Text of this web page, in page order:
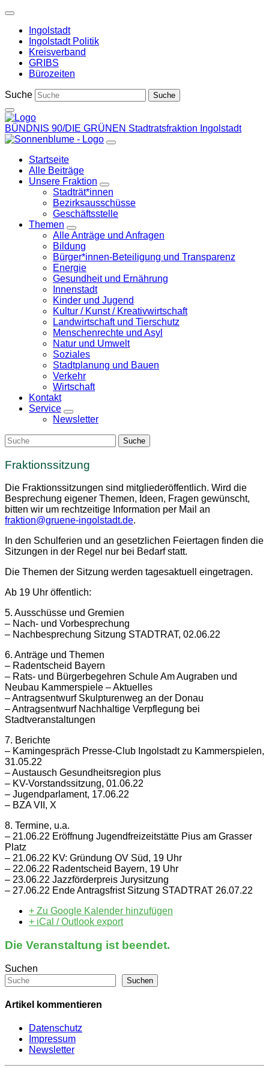
Weiter
Inhalt
Ingolstadt
Ingolstadt Politik
Kreisverband
GRIBS
Bürozeiten
Suche
BÜNDNIS 90/DIE GRÜNEN Stadtratsfraktion Ingolstadt
Startseite
Alle Beiträge
Unsere Fraktion
Zeige
Untermenü
Stadträt*innen
Bezirksausschüsse
Geschäftsstelle
Themen
Zeige
Untermenü
Alle Anträge und Anfragen
Bildung
Bürger*innen-Beteiligung und Transparenz
Energie
Gesundheit und Ernährung
Innenstadt
Kinder und Jugend
Kultur / Kunst / Kreativwirtschaft
Landwirtschaft und Tierschutz
Menschenrechte und Asyl
Natur und Umwelt
Soziales
Stadtplanung und Bauen
Verkehr
Wirtschaft
Kontakt
Service
Zeige
Untermenü
Newsletter
Fraktionssitzung
Die Fraktionssitzungen sind mitgliederöffentlich. Wird die
Besprechung eigener Themen, Ideen, Fragen gewünscht,
bitten wir um rechtzeitige Information per Mail an
fraktion@gruene-ingolstadt.de.
In den Schulferien und an gesetzlichen Feiertagen finden die
Sitzungen in der Regel nur bei Bedarf statt.
Die Themen der Sitzung werden tagesaktuell eingetragen.
Ab 19 Uhr öffentlich:
5. Ausschüsse und Gremien
– Nach- und Vorbesprechung
– Nachbesprechung Sitzung STADTRAT, 02.06.22
6. Anträge und Themen
– Radentscheid Bayern
– Rats- und Bürgerbegehren Schule Am Augraben und
Neubau Kammerspiele – Aktuelles
– Antragsentwurf Skulpturenweg an der Donau
– Antragsentwurf Nachhaltige Verpflegung bei
Stadtveranstaltungen
7. Berichte
– Kamingespräch Presse-Club Ingolstadt zu Kammerspielen,
31.05.22
– Austausch Gesundheitsregion plus
– KV-Vorstandssitzung, 01.06.22
– Jugendparlament, 17.06.22
– BZA VII, X
8. Termine, u.a.
– 21.06.22 Eröffnung Jugendfreizeitstätte Pius am Grasser
Platz
– 21.06.22 KV: Gründung OV Süd, 19 Uhr
– 22.06.22 Radentscheid Bayern, 19 Uhr
– 23.06.22 Jazzförderpreis Jurysitzung
– 27.06.22 Ende Antragsfrist Sitzung STADTRAT 26.07.22
+ Zu Google Kalender hinzufügen
+ iCal / Outlook export
Die Veranstaltung ist beendet.
Suchen
Suchen
Artikel kommentieren
Datenschutz
Impressum
Newsletter